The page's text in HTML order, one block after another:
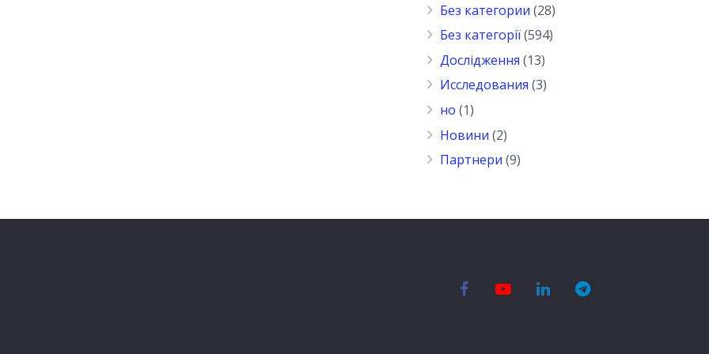
Без категории (28)
Без категорії(594)
Дослідження (13)
Исследования (3)
но (1)
Новини (2)
Партнери (9)